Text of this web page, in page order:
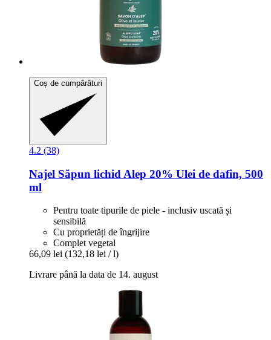
Coș de cumpărături
4.2 (38)
Najel Săpun lichid Alep 20% Ulei de dafin, 500
ml
Pentru toate tipurile de piele - inclusiv uscată și
sensibilă
Cu proprietăți de îngrijire
Complet vegetal
66,09 lei (132,18 lei / l)
Livrare până la data de 14. august